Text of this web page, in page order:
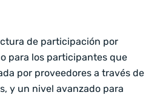
de participación por
para los participantes que
por proveedores a través de
y un nivel avanzado para